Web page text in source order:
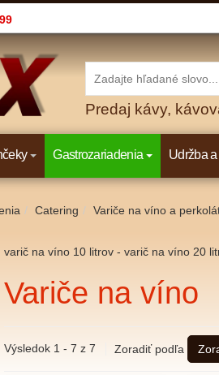
Predaj kávy,
Gastrozariadenia Udržba
Catering Variče na víno a
varič na víno 10 litrov - varič na víno 20
Variče na víno
Výsledok 1 - 7 z 7 Zoradiť podľa